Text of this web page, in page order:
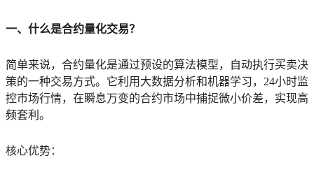
一、什么是合约量化交易？
简单来说，合约量化是通过预设的算法模型，自动执行买卖决
策的一种交易方式。它利用大数据分析和机器学习，24小时监
控市场行情，在瞬息万变的合约市场中捕捉微小价差，实现高
频套利。
核心优势：